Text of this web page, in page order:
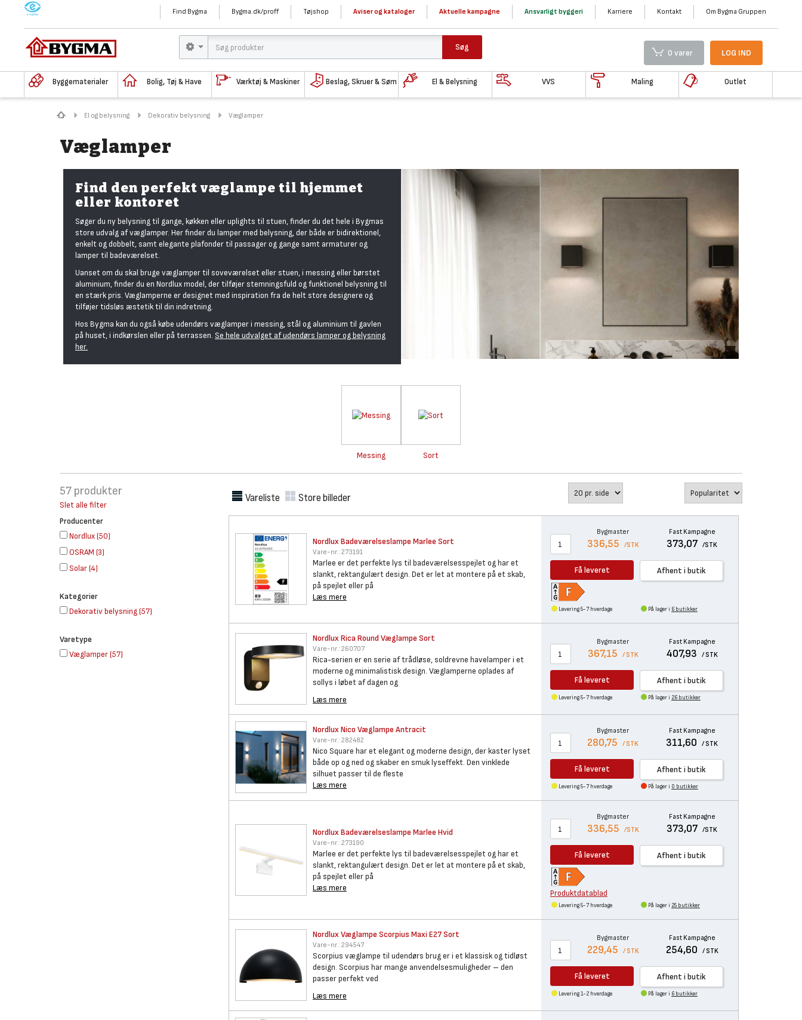
M Find Bygma Bygma.dk/proff Tøjshop Aviser og kataloger Aktuelle kampagne Ansvarligt byggeri Karriere Kontakt Om Bygma Gruppen
Søg
0 varer LOG IND
Byggematerialer Bolig, Tøj & Have Værktøj & Maskiner Beslag, Skruer & Søm El & Belysning VVS Maling Outlet
El og belysning Dekorativ belysning Væglamper
Væglamper
Find den perfekt væglampe til hjemmet
eller kontoret
Søger du ny belysning til gange, køkken eller uplights til stuen, finder du det hele i Bygmas
store udvalg af væglamper. Her finder du lamper med belysning, der både er bidirektionel,
enkelt og dobbelt, samt elegante plafonder til passager og gange samt armaturer og
lamper til badeværelset.
Uanset om du skal bruge væglamper til soveværelset eller stuen, i messing eller børstet
aluminium, finder du en Nordlux model, der tilføjer stemningsfuld og funktionel belysning til
en stærk pris. Væglamperne er designet med inspiration fra de helt store designere og
tilføjer tidsløs æstetik til din indretning.
Hos Bygma kan du også købe udendørs væglamper i messing, stål og aluminium til gavlen
på huset, i indkørslen eller på terrassen. Se hele udvalget af udendørs lamper og belysning
her.
Messing Sort
57 produkter
Slet alle filter
Producenter
Nordlux(50)
OSRAM (3)
Solar(4)
Kategorier
Dekorativ belysning(57)
Varetype
Væglamper(57)
Vareliste Store billeder
Nordlux Badeværelseslampe Marlee Sort
Vare-nr.: 273191
Marlee er det perfekte lys til badeværelsesspejlet og har et
slankt, rektangulært design. Det er let at montere på et skab,
på spejlet eller på
Læs mere
Bygmaster
336,55 /STK
Fast Kampagne
373,07 /STK
Få leveret Afhent i butik
Levering 5-7 hverdage På lager i 6 butikker
Nordlux Rica Round Væglampe Sort
Vare-nr.: 260707
Rica-serien er en serie af trådløse, soldrevne havelamper i et
moderne og minimalistisk design. Væglamperne oplades af
sollys i løbet af dagen og
Læs mere
Bygmaster
367,15 / STK
Fast Kampagne
407,93 / STK
Få leveret Afhent i butik
Levering 5-7 hverdage På lager i 26 butikker
Nordlux Nico Væglampe Antracit
Vare-nr.: 282482
Nico Square har et elegant og moderne design, der kaster lyset
både op og ned og skaber en smuk lyseffekt. Den vinklede
silhuet passer til de fleste
Læs mere
Bygmaster
280,75 / STK
Fast Kampagne
311,60 / STK
Få leveret Afhent i butik
Levering 5-7 hverdage På lager i 0 butikker
Nordlux Badeværelseslampe Marlee Hvid
Vare-nr.: 273190
Marlee er det perfekte lys til badeværelsesspejlet og har et
slankt, rektangulært design. Det er let at montere på et skab,
på spejlet eller på
Læs mere
Bygmaster
336,55 /STK
Fast Kampagne
373,07 /STK
Få leveret
Produktdatablad
Afhent i butik
Levering 5-7 hverdage På lager i 25 butikker
Nordlux Væglampe Scorpius Maxi E27 Sort
Vare-nr.: 294547
Scorpius væglampe til udendørs brug er i et klassisk og tidløst
design. Scorpius har mange anvendelsesmuligheder – den
passer perfekt ved
Læs mere
Bygmaster
229,45 / STK
Fast Kampagne
254,60 / STK
Få leveret Afhent i butik
Levering 1-2 hverdage På lager i 6 butikker